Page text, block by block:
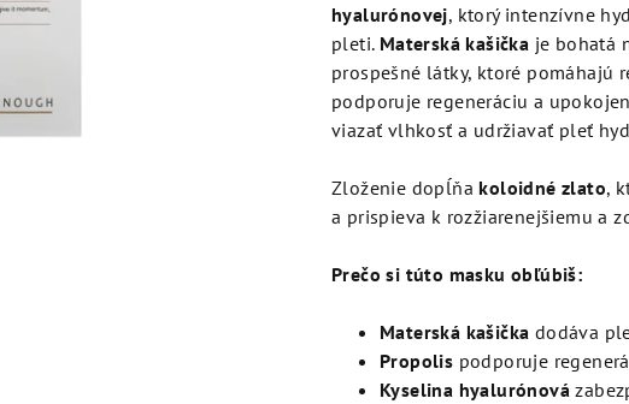
hyalurónovej, ktorý intenzívne
pleti. Materská kašička je bohatá
prospešné látky, ktoré pomáhajú
podporuje regeneráciu a
viazať vlhkosť a udržiavať pleť
Zloženie dopĺňa koloidné zlato,
a prispieva k rozžiarenejšiemu a
Prečo si túto masku obľúbiš:
Materská kašička dodáva
Propolis podporuje
Kyselina hyalurónová